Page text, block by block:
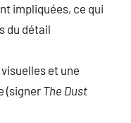
impliquées, ce qui
du détail
et une
(signer The Dust